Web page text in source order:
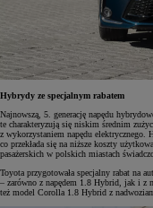
Hybrydy ze specjalnym rabatem
Najnowszą, 5. generację napędu
te charakteryzują się niskim średnim
z wykorzystaniem napędu elektrycznego.
co przekłada się na niższe koszty
pasażerskich w polskich miastach
Toyota przygotowała specjalny rabat na
– zarówno z napędem 1.8 Hybrid, jak i z
też model Corolla 1.8 Hybrid z